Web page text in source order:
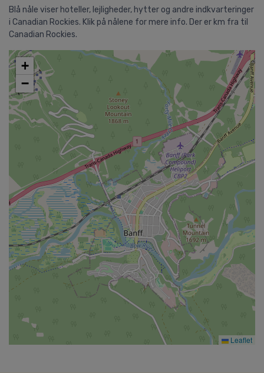
Blå nåle viser hoteller, lejligheder, hytter og andre indkvarteringer
i Canadian Rockies. Klik på nålene for mere info. Der er km fra til
Canadian Rockies.
+
−
Leaflet